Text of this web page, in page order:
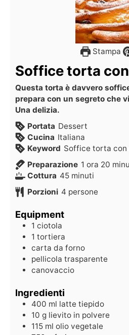
Stampa
Soffice torta
Questa torta è davvero
prepara con un segreto che
Una delizia.
Portata Dessert
Cucina Italiana
Keyword Soffice torta con
Preparazione 1 ora 20
Cottura 45 minuti
Porzioni 4 persone
Equipment
1 ciotola
1 tortiera
carta da forno
pellicola trasparente
canovaccio
Ingredienti
400 ml latte tiepido
10 g lievito in polvere
115 ml olio vegetale